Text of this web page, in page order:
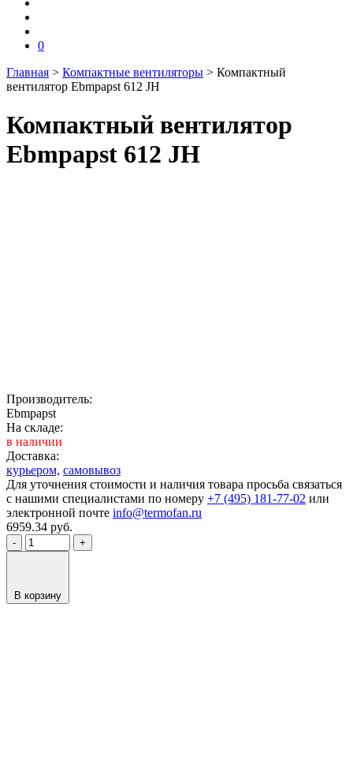
0
Главная > Компактные вентиляторы > Компактный
вентилятор Ebmpapst 612 JH
Компактный вентилятор
Ebmpapst 612 JH
Производитель:
Ebmpapst
На складе:
в наличии
Доставка:
курьером, самовывоз
Для уточнения стоимости и наличия товара просьба связаться
с нашими специалистами по номеру +7 (495) 181-77-02 или
электронной почте info@termofan.ru
6959.34 руб.
- +
В корзину